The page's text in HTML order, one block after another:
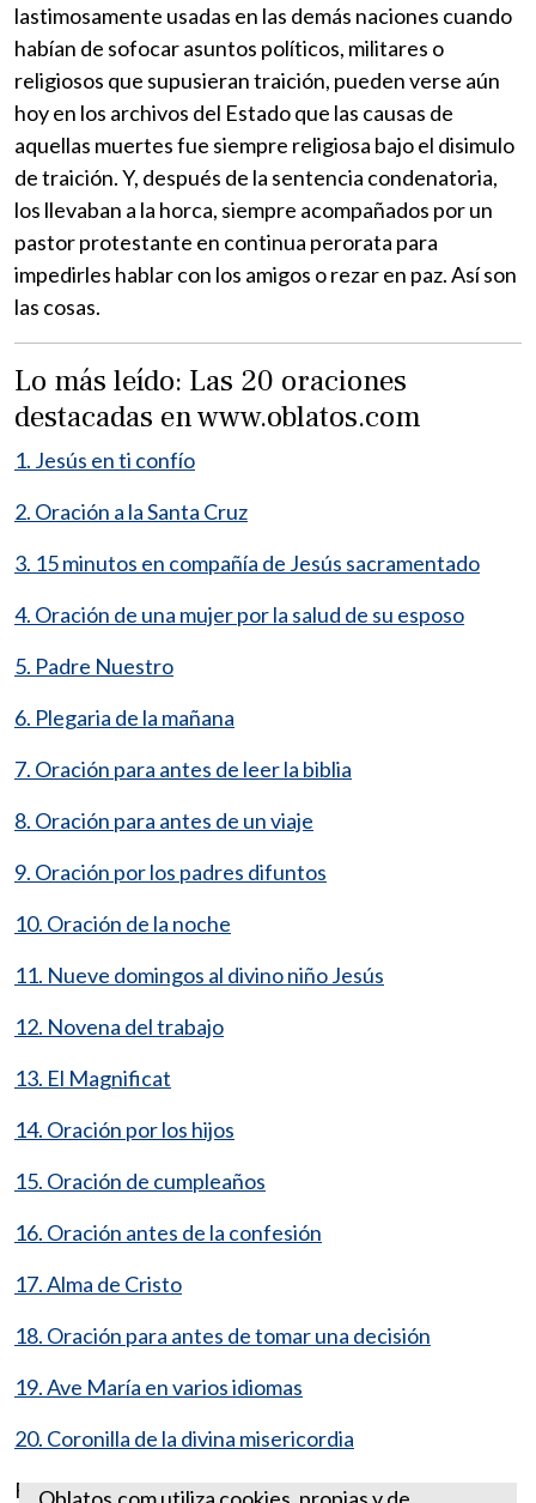
lastimosamente usadas en las demás naciones cuando
habían de sofocar asuntos políticos, militares o
religiosos que supusieran traición, pueden verse aún
hoy en los archivos del Estado que las causas de
aquellas muertes fue siempre religiosa bajo el disimulo
de traición. Y, después de la sentencia condenatoria,
los llevaban a la horca, siempre acompañados por un
pastor protestante en continua perorata para
impedirles hablar con los amigos o rezar en paz. Así son
las cosas.
Lo más leído: Las 20 oraciones
destacadas en www.oblatos.com
1. Jesús en ti confío
2. Oración a la Santa Cruz
3. 15 minutos en compañía de Jesús sacramentado
4. Oración de una mujer por la salud de su esposo
5. Padre Nuestro
6. Plegaria de la mañana
7. Oración para antes de leer la biblia
8. Oración para antes de un viaje
9. Oración por los padres difuntos
10. Oración de la noche
11. Nueve domingos al divino niño Jesús
12. Novena del trabajo
13. El Magnificat
14. Oración por los hijos
15. Oración de cumpleaños
16. Oración antes de la confesión
17. Alma de Cristo
18. Oración para antes de tomar una decisión
19. Ave María en varios idiomas
20. Coronilla de la divina misericordia
Fuente:https://www.es.catholic.net